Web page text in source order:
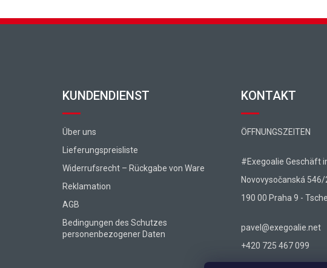
KUNDENDIENST
Über uns
Lieferungspreisliste
Widerrufsrecht – Rückgabe von Ware
Reklamation
AGB
Bedingungen des Schutzes
personenbezogener Daten
KONTAKT
ÖFFNUNGSZEITEN
#Exegoalie Geschäft
Novovysočanská 546/
190 00 Praha 9 -
pavel@exegoalie.net
+420 725 467 099